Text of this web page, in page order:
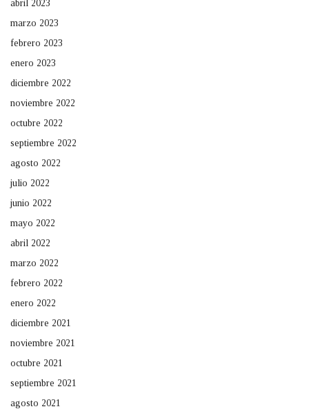
abril 2023
marzo 2023
febrero 2023
enero 2023
diciembre 2022
noviembre 2022
octubre 2022
septiembre 2022
agosto 2022
julio 2022
junio 2022
mayo 2022
abril 2022
marzo 2022
febrero 2022
enero 2022
diciembre 2021
noviembre 2021
octubre 2021
septiembre 2021
agosto 2021